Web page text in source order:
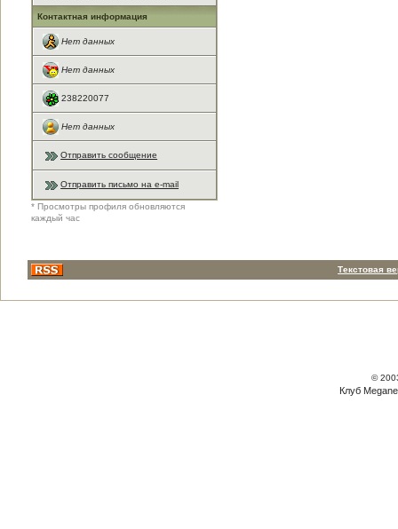
Контактная информация
Нет данных
Нет данных
238220077
Нет данных
Отправить сообщение
Отправить письмо на e-mail
* Просмотры профиля обновляются
каждый час
Текстовая
©
Клуб